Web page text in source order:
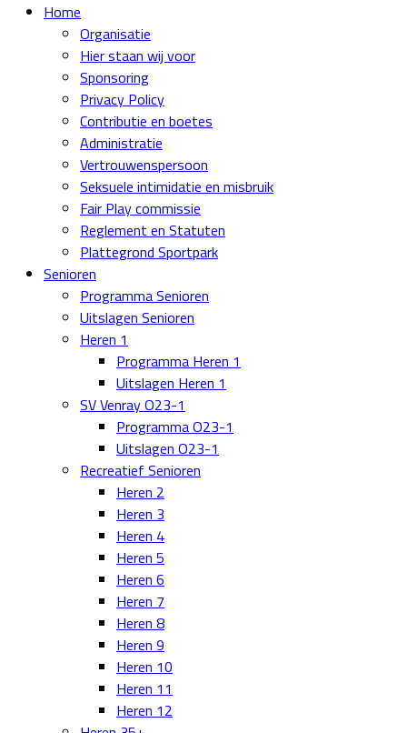
Home
Organisatie
Hier staan wij voor
Sponsoring
Privacy Policy
Contributie en boetes
Administratie
Vertrouwenspersoon
Seksuele intimidatie en misbruik
Fair Play commissie
Reglement en Statuten
Plattegrond Sportpark
Senioren
Programma Senioren
Uitslagen Senioren
Heren 1
Programma Heren 1
Uitslagen Heren 1
SV Venray O23-1
Programma O23-1
Uitslagen O23-1
Recreatief Senioren
Heren 2
Heren 3
Heren 4
Heren 5
Heren 6
Heren 7
Heren 8
Heren 9
Heren 10
Heren 11
Heren 12